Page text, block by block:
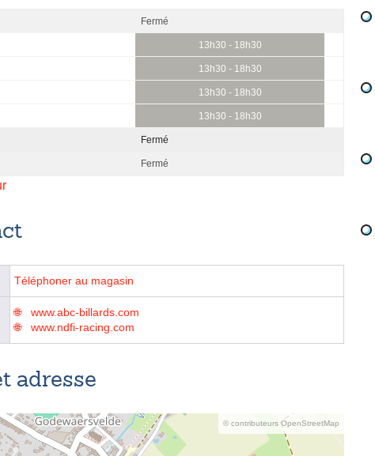
Fermé
13h30 - 18h30
13h30 - 18h30
13h30 - 18h30
13h30 - 18h30
Fermé
Fermé
Téléphoner au magasin
www.abc-billards.com
www.ndfi-racing.com
adresse
© contributeurs OpenStreetMap